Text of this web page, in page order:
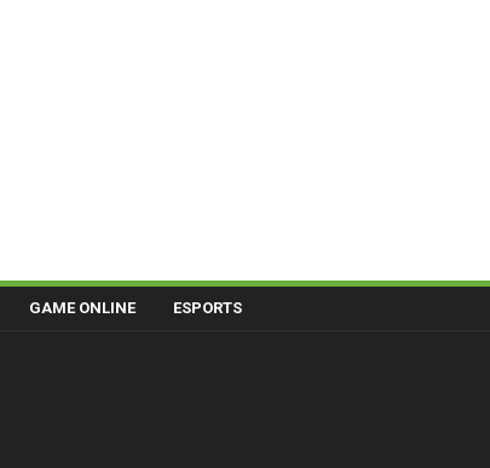
GAME ONLINE ESPORTS